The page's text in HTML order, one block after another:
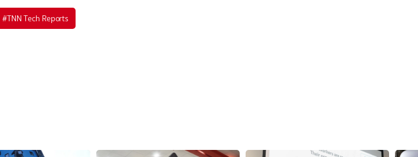
#TNN Tech Reports